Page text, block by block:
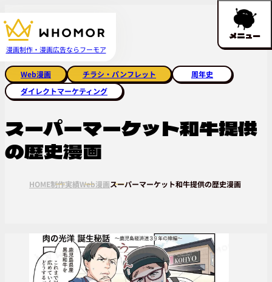
漫画制作・漫画広告ならフーモア
メニュー
Web漫画 チラシ・パンフレット
周年史
ダイレクトマーケティング
スーパーマーケット和牛提供
の歴史漫画
HOME制作実績Web漫画スーパーマーケット和牛提供の歴史漫画